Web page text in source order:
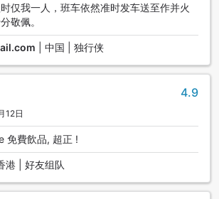
仅我一人，班车依然准时发车送至作并火
敬佩。
中国 | 独行侠
4.9
12日
免費飲品, 超正 !
港 | 好友组队